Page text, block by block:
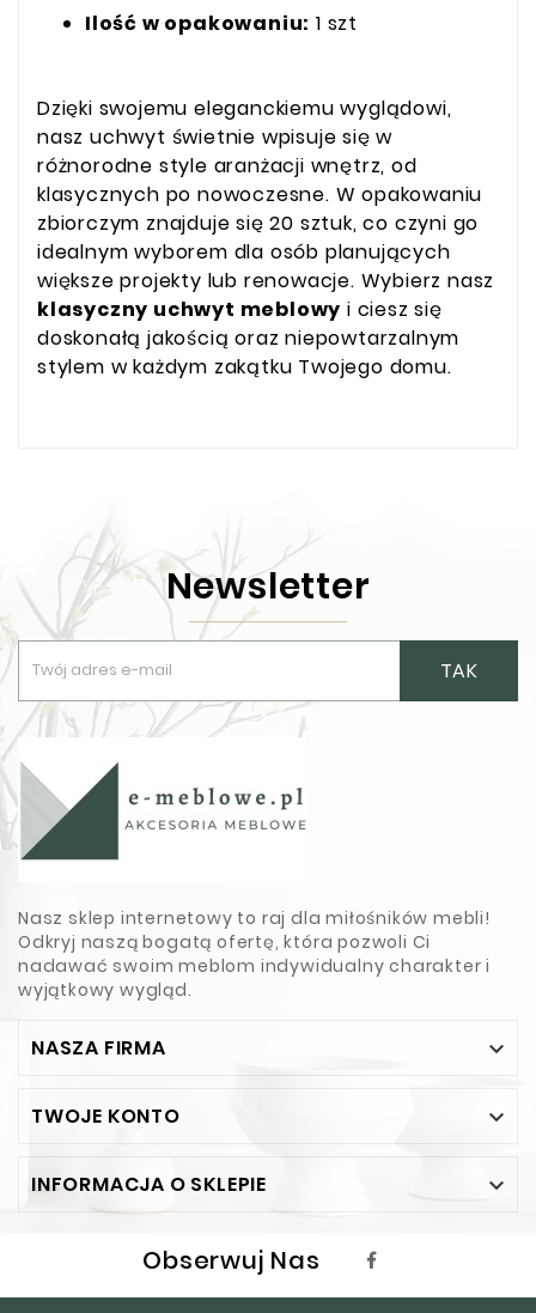
Ilość w opakowaniu: 1 szt
Dzięki swojemu eleganckiemu wyglądowi,
nasz uchwyt świetnie wpisuje się w
różnorodne style aranżacji wnętrz, od
klasycznych po nowoczesne. W opakowaniu
zbiorczym znajduje się 20 sztuk, co czyni go
idealnym wyborem dla osób planujących
większe projekty lub renowacje. Wybierz nasz
klasyczny uchwyt meblowy i ciesz się
doskonałą jakością oraz niepowtarzalnym
stylem w każdym zakątku Twojego domu.
Newsletter
TAK
Nasz sklep internetowy to raj dla miłośników mebli!
Odkryj naszą bogatą ofertę, która pozwoli Ci
nadawać swoim meblom indywidualny charakter i
wyjątkowy wygląd.
NASZA FIRMA 
TWOJE KONTO 
INFORMACJA O SKLEPIE 
Obserwuj Nas